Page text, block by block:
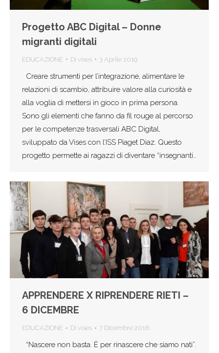
Progetto ABC Digital – Donne
migranti digitali
EDUCAZIONE Di vises 3 Aprile 2019
Creare strumenti per l’integrazione, alimentare le
relazioni di scambio, attribuire valore alla curiosità e
alla voglia di mettersi in gioco in prima persona.
Sono gli elementi che fanno da fil rouge al percorso
per le competenze trasversali ABC Digital,
sviluppato da Vises con l’ISS Piaget Diaz. Questo
progetto permette ai ragazzi di diventare “insegnanti…
APPRENDERE X RIPRENDERE RIETI –
6 DICEMBRE
EDUCAZIONE Di vises 7 Dicembre 2018
“Nascere non basta. È per rinascere che siamo nati”.